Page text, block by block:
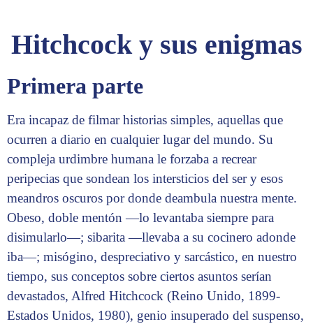
Hitchcock y sus enigmas
Primera parte
Era incapaz de filmar historias simples, aquellas que
ocurren a diario en cualquier lugar del mundo. Su
compleja urdimbre humana le forzaba a recrear
peripecias que sondean los intersticios del ser y esos
meandros oscuros por donde deambula nuestra mente.
Obeso, doble mentón —lo levantaba siempre para
disimularlo—; sibarita —llevaba a su cocinero adonde
iba—; misógino, despreciativo y sarcástico, en nuestro
tiempo, sus conceptos sobre ciertos asuntos serían
devastados, Alfred Hitchcock (Reino Unido, 1899-
Estados Unidos, 1980), genio insuperado del suspenso,